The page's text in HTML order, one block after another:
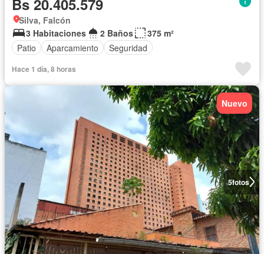
Bs 20.405.579
Silva, Falcón
3 Habitaciones
2 Baños
375 m²
Patio
Aparcamiento Seguridad
Hace 1 día, 8 horas
5fotos
Nuevo